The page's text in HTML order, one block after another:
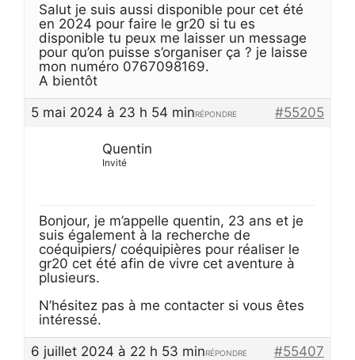
Salut je suis aussi disponible pour cet été
en 2024 pour faire le gr20 si tu es
disponible tu peux me laisser un message
pour qu’on puisse s’organiser ça ? je laisse
mon numéro 0767098169.
A bientôt
5 mai 2024 à 23 h 54 min
#55205
RÉPONDRE
Quentin
Invité
Bonjour, je m’appelle quentin, 23 ans et je
suis également à la recherche de
coéquipiers/ coéquipières pour réaliser le
gr20 cet été afin de vivre cet aventure à
plusieurs.
N’hésitez pas à me contacter si vous êtes
intéressé.
6 juillet 2024 à 22 h 53 min
#55407
RÉPONDRE